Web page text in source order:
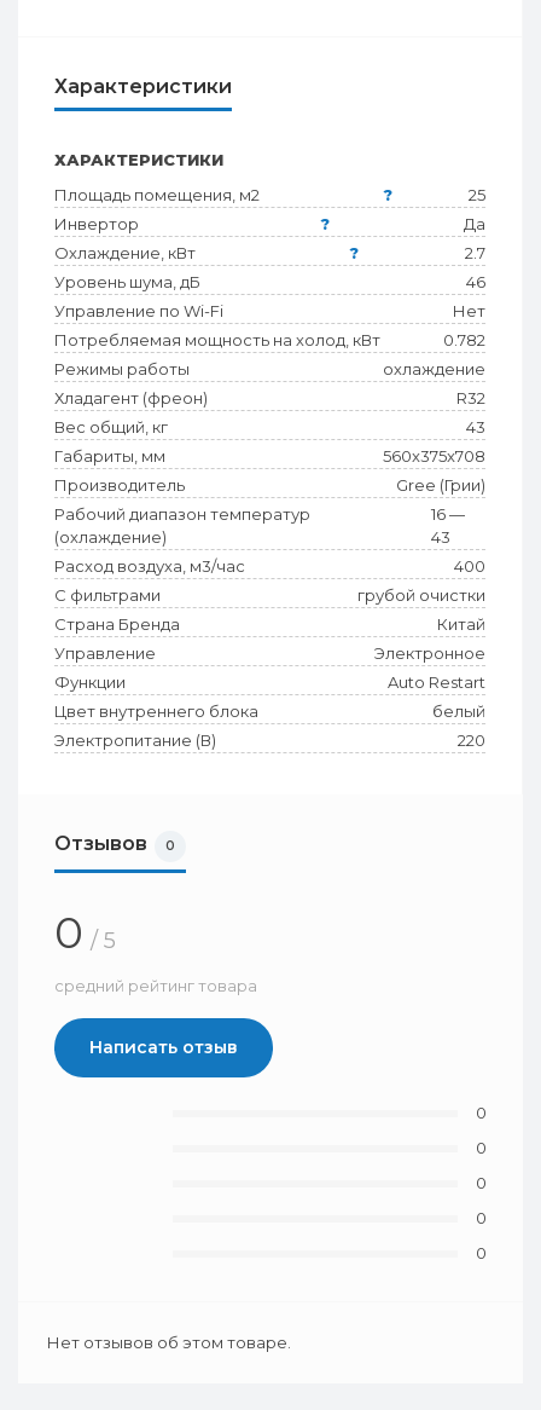
Характеристики
ХАРАКТЕРИСТИКИ
Площадь помещения, м2
?
25
Инвертор
?
Да
Охлаждение, кВт
?
2.7
Уровень шума, дБ
46
Управление по Wi-Fi
Нет
Потребляемая мощность на холод, кВт
0.782
Режимы работы
охлаждение
Хладагент (фреон)
R32
Вес общий, кг
43
Габариты, мм
560x375x708
Производитель
Gree (Грии)
Рабочий диапазон температур
(охлаждение)
16 —
43
Расход воздуха, м3/час
400
С фильтрами
грубой очистки
Страна Бренда
Китай
Управление
Электронное
Функции
Auto Restart
Цвет внутреннего блока
белый
Электропитание (В)
220
Отзывов 0
0 / 5
средний рейтинг товара
Написать отзыв
0
0
0
0
0
Нет отзывов об этом товаре.